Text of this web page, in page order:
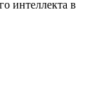
интеллекта в